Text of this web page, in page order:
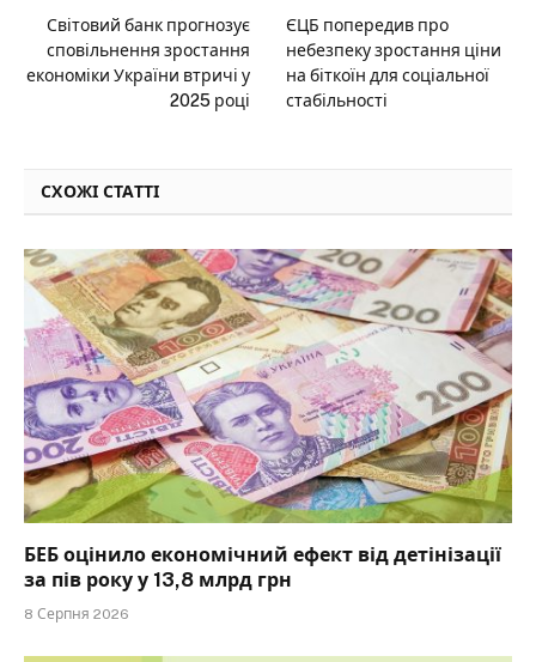
Світовий банк прогнозує
сповільнення зростання
економіки України втричі у
2025 році
ЄЦБ попередив про
небезпеку зростання ціни
на біткоїн для соціальної
стабільності
СХОЖІ СТАТТІ
БЕБ оцінило економічний ефект від детінізації
за пів року у 13,8 млрд грн
8 Серпня 2026